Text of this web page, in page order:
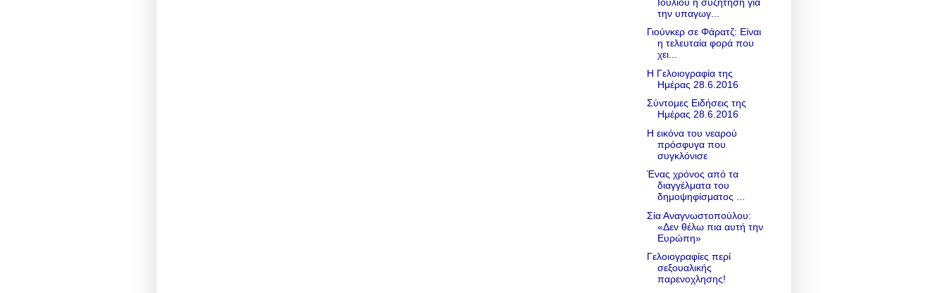
την υπαγωγ...
Γιούνκερ σε Φάρατζ: Είναι
η τελευταία φορά που
χει...
Η Γελοιογραφία της
Ημέρας 28.6.2016
Σύντομες Ειδήσεις της
Ημέρας 28.6.2016
Η εικόνα του νεαρού
πρόσφυγα που
συγκλόνισε
Ένας χρόνος από τα
διαγγέλματα του
δημοψηφίσματος ...
Σία Αναγνωστοπούλου:
«Δεν θέλω πια αυτή την
Ευρώπη»
Γελοιογραφίες περί
σεξουαλικής
παρενοχλησης!